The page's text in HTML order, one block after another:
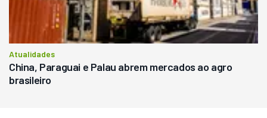
Atualidades
China, Paraguai e Palau abrem mercados ao agro
brasileiro